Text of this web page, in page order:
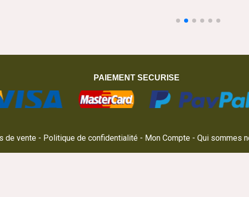
PAIEMENT SECURISE
de vente Politique de confidentialité Mon Compte Qui sommes